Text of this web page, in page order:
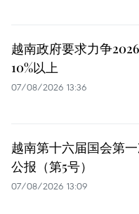
越南政府要求力争
10%以上
07/08/2026 13:36
越南第十六届国会第
公报（第5号）
07/08/2026 13:09